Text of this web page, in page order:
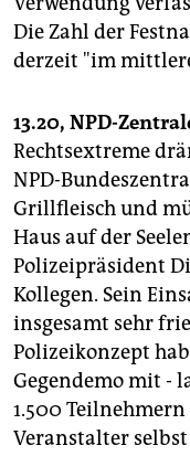
Die Zahl der
derzeit "im
13.20, NPD-
Rechtsextreme
NPD-
Grillfleisch und
Haus auf der
Polizeipräsident
Kollegen. Sein
insgesamt sehr
Polizeikonzept
Gegendemo mit -
1.500
Veranstalter